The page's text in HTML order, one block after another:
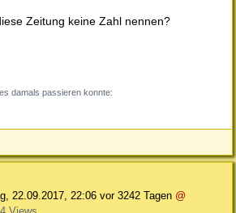
Zeitung keine Zahl nennen?
damals passieren konnte:
22.09.2017, 22:06 vor 3242 Tagen @